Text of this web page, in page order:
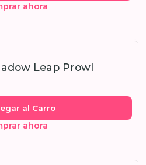
ahora
Leap Prowl
al Carro
ahora